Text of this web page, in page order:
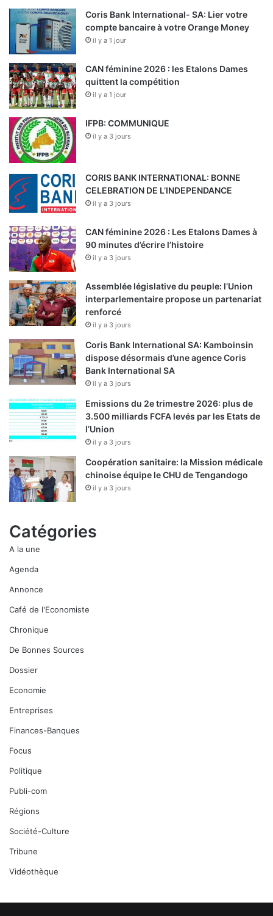
Coris Bank International- SA: Lier votre
compte bancaire à votre Orange Money
il y a 1 jour
CAN féminine 2026 : les Etalons Dames
quittent la compétition
il y a 1 jour
IFPB: COMMUNIQUE
il y a 3 jours
CORIS BANK INTERNATIONAL: BONNE
CELEBRATION DE L’INDEPENDANCE
il y a 3 jours
CAN féminine 2026 : Les Etalons Dames à
90 minutes d’écrire l’histoire
il y a 3 jours
Assemblée législative du peuple: l’Union
interparlementaire propose un partenariat
renforcé
il y a 3 jours
Coris Bank International SA: Kamboinsin
dispose désormais d’une agence Coris
Bank International SA
il y a 3 jours
Emissions du 2e trimestre 2026: plus de
3.500 milliards FCFA levés par les Etats de
l’Union
il y a 3 jours
Coopération sanitaire: la Mission médicale
chinoise équipe le CHU de Tengandogo
il y a 3 jours
Catégories
A la une
Agenda
Annonce
Café de l'Economiste
Chronique
De Bonnes Sources
Dossier
Economie
Entreprises
Finances-Banques
Focus
Politique
Publi-com
Régions
Société-Culture
Tribune
Vidéothèque